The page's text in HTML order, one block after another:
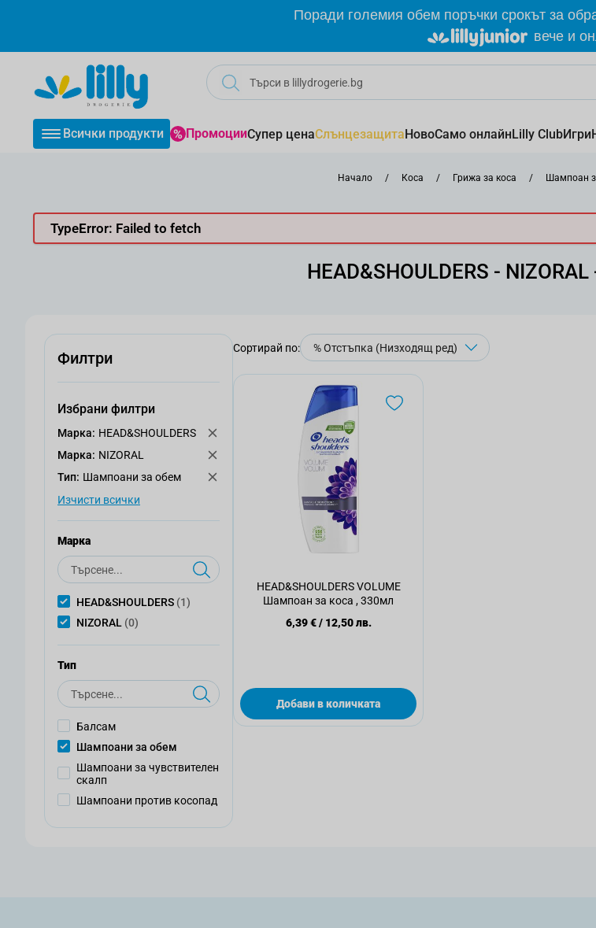
Поради големия обем поръчки срокът за
вече и
Всички продукти ПромоцииСупер ценаСлънцезащитаНовоСамо онлайнLilly ClubИгри
Начало / Коса / Грижа за коса / Шампоан
TypeError: Failed to fetch
HEAD&SHOULDERS -
Филтри
Избрани филтри
Mарка: HEAD&SHOULDERS
Mарка: NIZORAL
Тип: Шампоани за обем
Изчисти всички
Mарка
Търсене
HEAD&SHOULDERS (1)
NIZORAL (0)
Тип
Търсене
Балсам
Шампоани за обем
Шампоани за чувствителен
скалп
Шампоани против косопад
Сортирай по:
HEAD&SHOULDERS VOLUME
Шампоан за коса , 330мл
6,39 €/ 12,50 лв.
Добави в количката